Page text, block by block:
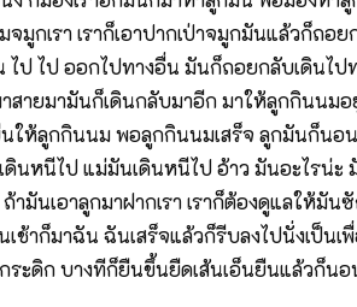
จมูกเรา เราก็เอาปากเป่าจมูกมันแล้วก็ถอ
ป ไป ออกไปทางอื่น มันก็ถอยกลับเดินไป
สายมามันก็เดินกลับมาอีก มาให้ลูกกินนมอ
นให้ลูกกินนม พอลูกกินนมเสร็จ ลูกมันก็นอ
ดินหนีไป แม่มันเดินหนีไป อ้าว มันอะไรน่ะ
ถ้ามันเอาลูกมาฝากเรา เราก็ต้องดูแลให้มัน
เช้าก็มาฉัน ฉันเสร็จแล้วก็รีบลงไปนั่งเป็น
ะดิก บางทีก็ยืนขึ้นยืดเส้นเอ็นยืนแล้วก็นอ